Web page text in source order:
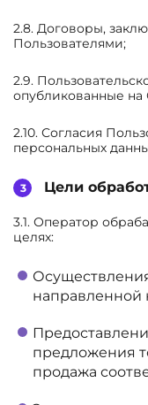
2.8. Договоры,
Пользователями;
2.9.
опубликованные на
2.10. Согласия
персональных
Цели
3.1. Оператор
целях:
направленной
предложения
продажа